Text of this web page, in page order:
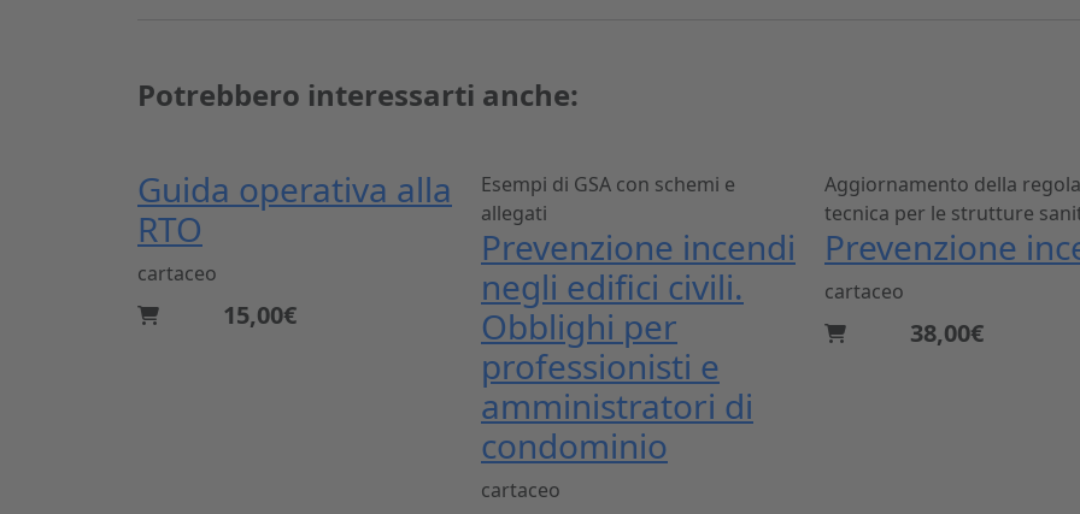
Potrebbero interessarti anche:
Guida operativa alla
RTO
cartaceo
15,00€
Esempi di GSA con schemi e
allegati
Prevenzione incendi
negli edifici civili.
Obblighi per
professionisti e
amministratori di
condominio
cartaceo
Aggiornamento della regola
tecnica per le strutture
Prevenzione
cartaceo
38,00€